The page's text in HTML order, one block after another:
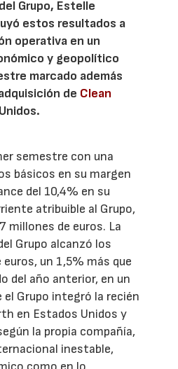
Grupo, Estelle
estos resultados a
operativa en un
y geopolítico
marcado además
de Clean
semestre con una
básicos en su margen
del 10,4% en su
atribuible al Grupo,
millones de euros. La
Grupo alcanzó los
un 1,5% más que
del año anterior, en un
el Grupo integró la recién
en Estados Unidos y
la propia compañía,
inestable,